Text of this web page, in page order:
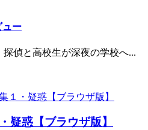
ュー
偵と高校生が深夜の学校へ...
疑惑【ブラウザ版】